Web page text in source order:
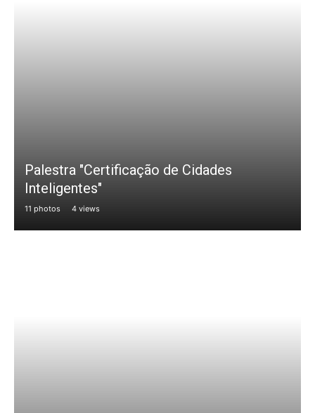
Palestra "Certificação de Cidades
Inteligentes"
11 photos 4 views